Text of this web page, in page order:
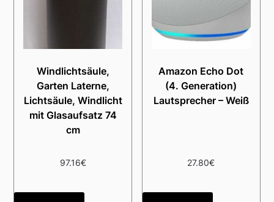
Windlichtsäule,
Garten Laterne,
Lichtsäule, Windlicht
mit Glasaufsatz 74
cm
97.16€
Amazon Echo Dot
(4. Generation)
Lautsprecher – Weiß
27.80€